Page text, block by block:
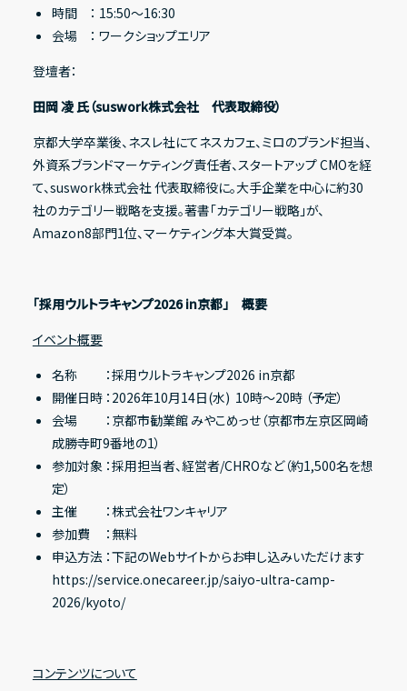
時間 ： 15:50〜16:30
会場 ： ワークショップエリア
登壇者：
田岡 凌 氏（suswork株式会社 代表取締役）
京都大学卒業後、ネスレ社にてネスカフェ、ミロのブランド担当、
外資系ブランドマーケティング責任者、スタートアップ CMOを経
て、suswork株式会社 代表取締役に。大手企業を中心に約30
社のカテゴリー戦略を支援。著書「カテゴリー戦略」が、
Amazon8部門1位、マーケティング本大賞受賞。
「採用ウルトラキャンプ2026 in京都」 概要
イベント概要
名称 ：採用ウルトラキャンプ2026 in京都
開催日時 ：2026年10月14日(水) 10時〜20時 （予定）
会場 ：京都市勧業館 みやこめっせ（京都市左京区岡崎
成勝寺町9番地の1）
参加対象 ：採用担当者、経営者/CHROなど（約1,500名を想
定）
主催 ：株式会社ワンキャリア
参加費 ：無料
申込方法 ：下記のWebサイトからお申し込みいただけます
https://service.onecareer.jp/saiyo-ultra-camp-
2026/kyoto/
コンテンツについて